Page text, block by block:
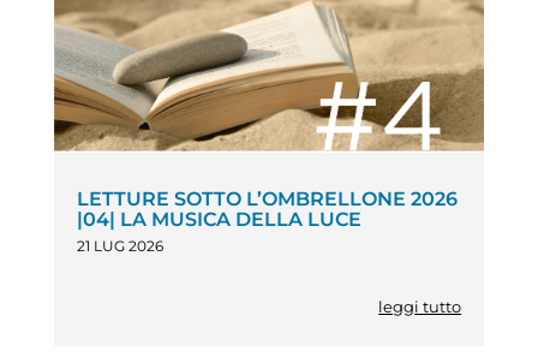
LETTURE SOTTO L’OMBRELLONE 2026
|04| LA MUSICA DELLA LUCE
21 LUG 2026
leggi tutto